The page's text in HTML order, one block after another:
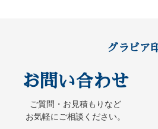
グラビア
お問い合わせ
ご質問・お見積もりなど
お気軽にご相談ください。